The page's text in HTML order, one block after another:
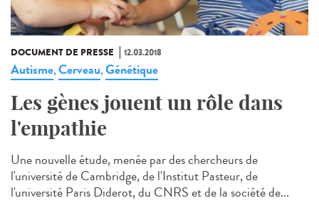
DOCUMENT DE PRESSE 12.03.2018
Autisme,Cerveau,Génétique
Les gènes jouent un rôle dans
l'empathie
Une nouvelle étude, menée par des chercheurs de
l'université de Cambridge, de l'Institut Pasteur, de
l'université Paris Diderot, du CNRS et de la société de...